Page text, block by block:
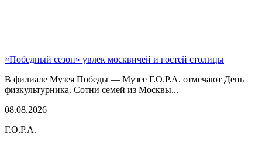
«Победный сезон» увлек москвичей и гостей столицы
В филиале Музея Победы — Музее Г.О.Р.А. отмечают День
физкультурника. Сотни семей из Москвы...
08.08.2026
Г.О.Р.А.